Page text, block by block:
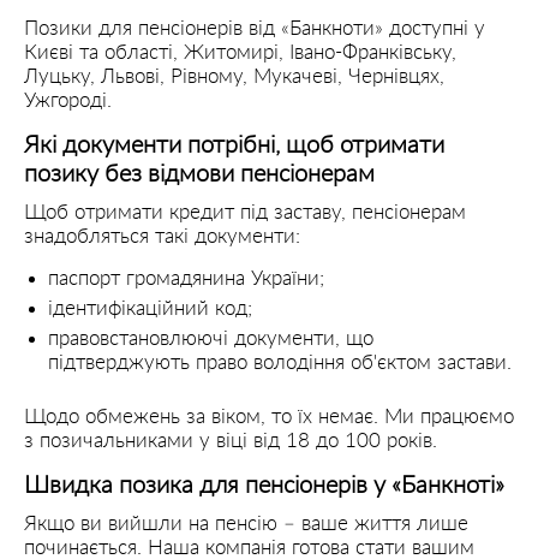
Позики для пенсіонерів від «Банкноти» доступні у
Києві та області, Житомирі, Івано-Франківську,
Луцьку, Львові, Рівному, Мукачеві, Чернівцях,
Ужгороді.
Які документи потрібні, щоб отримати
позику без відмови пенсіонерам
Щоб отримати кредит під заставу, пенсіонерам
знадобляться такі документи:
паспорт громадянина України;
ідентифікаційний код;
правовстановлюючі документи, що
підтверджують право володіння об'єктом застави.
Щодо обмежень за віком, то їх немає. Ми працюємо
з позичальниками у віці від 18 до 100 років.
Швидка позика для пенсіонерів у «Банкноті»
Якщо ви вийшли на пенсію – ваше життя лише
починається. Наша компанія готова стати вашим